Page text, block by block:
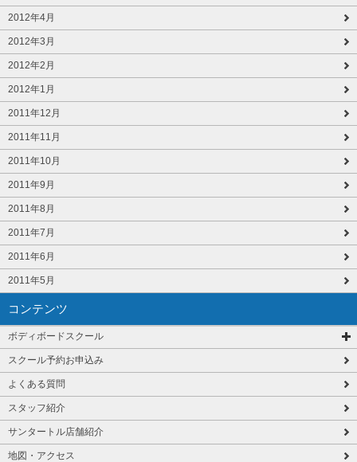
2012年4月
2012年3月
2012年2月
2012年1月
2011年12月
2011年11月
2011年10月
2011年9月
2011年8月
2011年7月
2011年6月
2011年5月
コンテンツ
ボディボードスクール
スクール予約お申込み
よくある質問
スタッフ紹介
サンタートル店舗紹介
地図・アクセス